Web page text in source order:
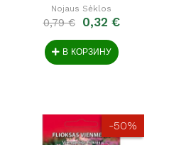
Nojaus Sėklos
0,79 € 0,32 €
В КОРЗИНУ
-50%